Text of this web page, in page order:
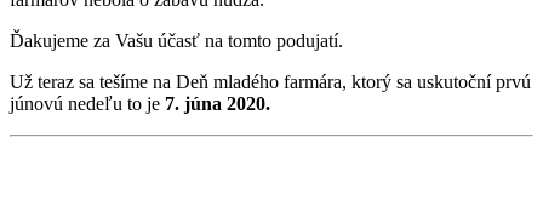
Ďakujeme za Vašu účasť na tomto podujatí.
Už teraz sa tešíme na Deň mladého farmára, ktorý sa uskutoční prvú
júnovú nedeľu to je 7. júna 2020.